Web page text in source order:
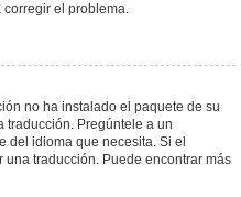
el problema.
no ha instalado el paquete de su
traducción. Pregúntele a un
del idioma que necesita. Si el
traducción. Puede encontrar más